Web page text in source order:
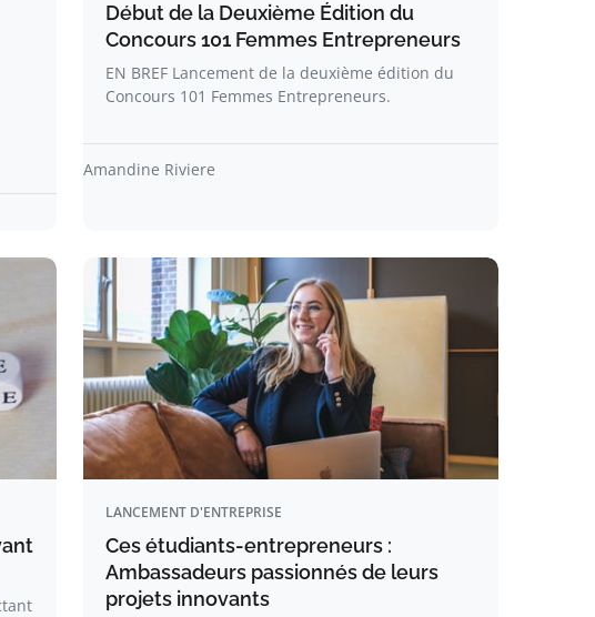
Début de la Deuxième Édition du
Concours 101 Femmes Entrepreneurs
EN BREF Lancement de la deuxième édition du
Concours 101 Femmes Entrepreneurs.
Amandine Riviere
LANCEMENT D'ENTREPRISE
Ces étudiants-entrepreneurs :
Ambassadeurs passionnés de leurs
projets innovants